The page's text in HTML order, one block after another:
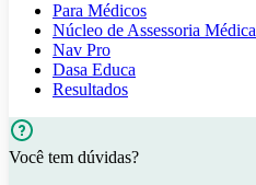
Para Médicos
Núcleo de Assessoria Médica
Nav Pro
Dasa Educa
Resultados
Você tem dúvidas?